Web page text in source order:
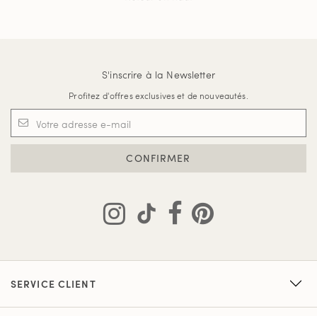
S'inscrire à la Newsletter
Profitez d'offres exclusives et de nouveautés.
CONFIRMER
SERVICE CLIENT